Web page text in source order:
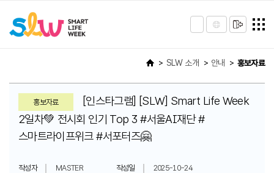
SLW 소개 안내 홍보자료
홍보자료
[인스타그램] [SLW] Smart Life Week
2일차💚 전시회 인기 Top 3 #서울AI재단 #
스마트라이프위크 #서포터즈🤗
작성자 MASTER 작성일
2025-10-24